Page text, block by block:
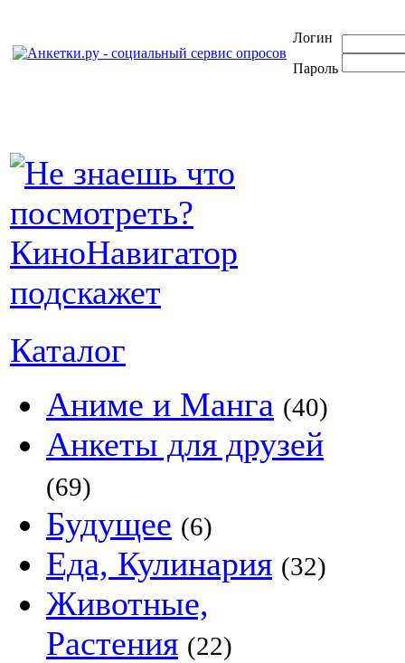
Логин
Пароль
Каталог
Аниме и Манга (40)
Анкеты для друзей
(69)
Будущее (6)
Еда, Кулинария (32)
Животные,
Растения (22)